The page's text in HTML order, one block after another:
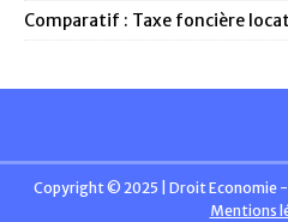
Comparatif : Taxe foncière
Copyright © 2025 | Droit Economie
Mentions